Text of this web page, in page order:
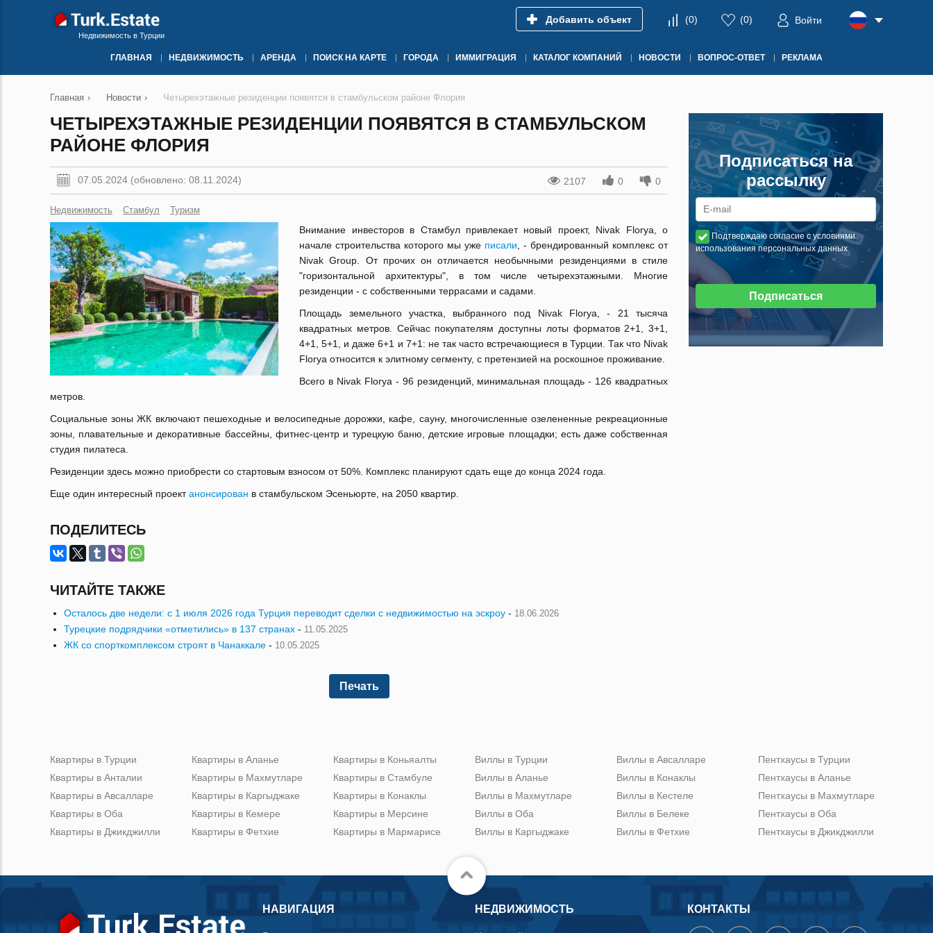
Недвижимость в Турции
Добавить объект (0) (0) Войти
ГЛАВНАЯ НЕДВИЖИМОСТЬ АРЕНДА ПОИСК НА КАРТЕ ГОРОДА ИММИГРАЦИЯ КАТАЛОГ КОМПАНИЙ НОВОСТИ ВОПРОС-ОТВЕТ РЕКЛАМА
Главная › Новости › Четырехэтажные резиденции появятся в стамбульском районе Флория
ЧЕТЫРЕХЭТАЖНЫЕ РЕЗИДЕНЦИИ ПОЯВЯТСЯ В СТАМБУЛЬСКОМ
РАЙОНЕ ФЛОРИЯ
07.05.2024 (обновлено: 08.11.2024) 2107 0 0
Недвижимость Стамбул Туризм
Внимание инвесторов в Стамбул привлекает новый проект, Nivak Florya, о
начале строительства которого мы уже писали , - брендированный комплекс от
Nivak Group. От прочих он отличается необычными резиденциями в стиле
"горизонтальной архитектуры", в том числе четырехэтажными. Многие
резиденции - с собственными террасами и садами.
Площадь земельного участка, выбранного под Nivak Florya, - 21 тысяча
квадратных метров. Сейчас покупателям доступны лоты форматов 2+1, 3+1,
4+1, 5+1, и даже 6+1 и 7+1: не так часто встречающиеся в Турции. Так что Nivak
Florya относится к элитному сегменту, с претензией на роскошное проживание.
Всего в Nivak Florya - 96 резиденций, минимальная площадь - 126 квадратных
метров.
Социальные зоны ЖК включают пешеходные и велосипедные дорожки, кафе, сауну, многочисленные озелененные рекреационные
зоны, плавательные и декоративные бассейны, фитнес-центр и турецкую баню, детские игровые площадки; есть даже собственная
студия пилатеса.
Резиденции здесь можно приобрести со стартовым взносом от 50%. Комплекс планируют сдать еще до конца 2024 года.
Еще один интересный проектанонсирован в стамбульском Эсеньюрте, на 2050 квартир.
ПОДЕЛИТЕСЬ
ЧИТАЙТЕ ТАКЖЕ
Осталось две недели: с 1 июля 2026 года Турция переводит сделки с недвижимостью на эскроу - 18.06.2026
Турецкие подрядчики «отметились» в 137 странах - 11.05.2025
ЖК со спорткомплексом строят в Чанаккале - 10.05.2025
Печать
Подписаться на
рассылку
Подтверждаю согласие с условиями
использования персональных данных
Подписаться
Квартиры в Турции
Квартиры в Анталии
Квартиры в Авсалларе
Квартиры в Оба
Квартиры в Джикджилли
Квартиры в Аланье
Квартиры в Махмутларе
Квартиры в Каргыджаке
Квартиры в Кемере
Квартиры в Фетхие
Квартиры в Коньяалты
Квартиры в Стамбуле
Квартиры в Конаклы
Квартиры в Мерсине
Квартиры в Мармарисе
Виллы в Турции
Виллы в Аланье
Виллы в Махмутларе
Виллы в Оба
Виллы в Каргыджаке
Виллы в Авсалларе
Виллы в Конаклы
Виллы в Кестеле
Виллы в Белеке
Виллы в Фетхие
Пентхаусы в Турции
Пентхаусы в Аланье
Пентхаусы в Махмутларе
Пентхаусы в Оба
Пентхаусы в Джикджилли
НАВИГАЦИЯ НЕДВИЖИМОСТЬ КОНТАКТЫ